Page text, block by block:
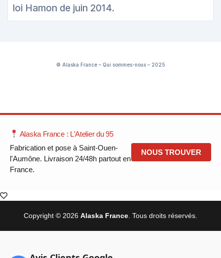
loi Hamon de juin 2014.
© Alaska France – Qui sommes-nous – 2025
Alaska France : L'Atelier du 95
Fabrication et pose à Saint-Ouen-
l'Aumône. Livraison 24/48h partout en
France.
NOUS TROUVER
Copyright © 2026 Alaska France. Tous droits réservés.